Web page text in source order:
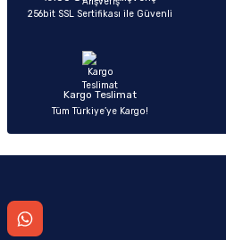
Ürün fiyatı diğer sitelerden daha pahalı.
256bit SSL Sertifikası ile Güvenli
Kargo Teslimat
Tüm Türkiye’ye Kargo!